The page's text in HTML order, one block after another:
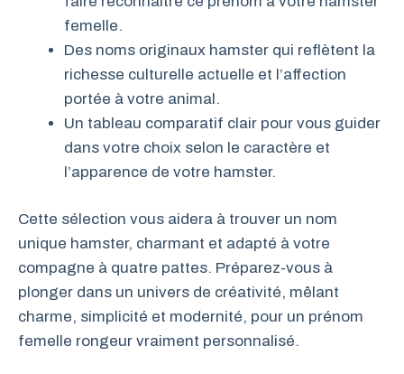
femelle.
Des noms originaux hamster qui reflètent la
richesse culturelle actuelle et l’affection
portée à votre animal.
Un tableau comparatif clair pour vous guider
dans votre choix selon le caractère et
l’apparence de votre hamster.
Cette sélection vous aidera à trouver un nom
unique hamster, charmant et adapté à votre
compagne à quatre pattes. Préparez-vous à
plonger dans un univers de créativité, mêlant
charme, simplicité et modernité, pour un prénom
femelle rongeur vraiment personnalisé.